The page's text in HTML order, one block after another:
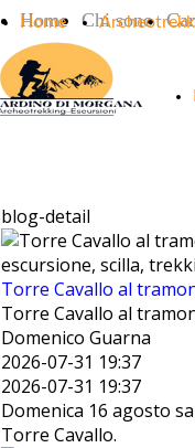
Home Chi sono
Home
blog-detail
escursione, scilla,
Torre Cavallo al
Torre Cavallo al
Domenico Guarna
2026-07-31 19:37
2026-07-31 19:37
Domenica 16 agosto
Torre Cavallo.